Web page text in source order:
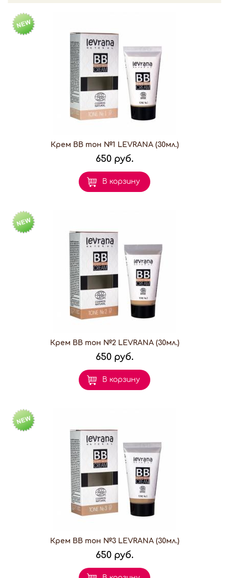
Крем ВВ тон №1 LEVRANA (30мл.)
650 руб.
В корзину
Крем ВВ тон №2 LEVRANA (30мл.)
650 руб.
В корзину
Крем ВВ тон №3 LEVRANA (30мл.)
650 руб.